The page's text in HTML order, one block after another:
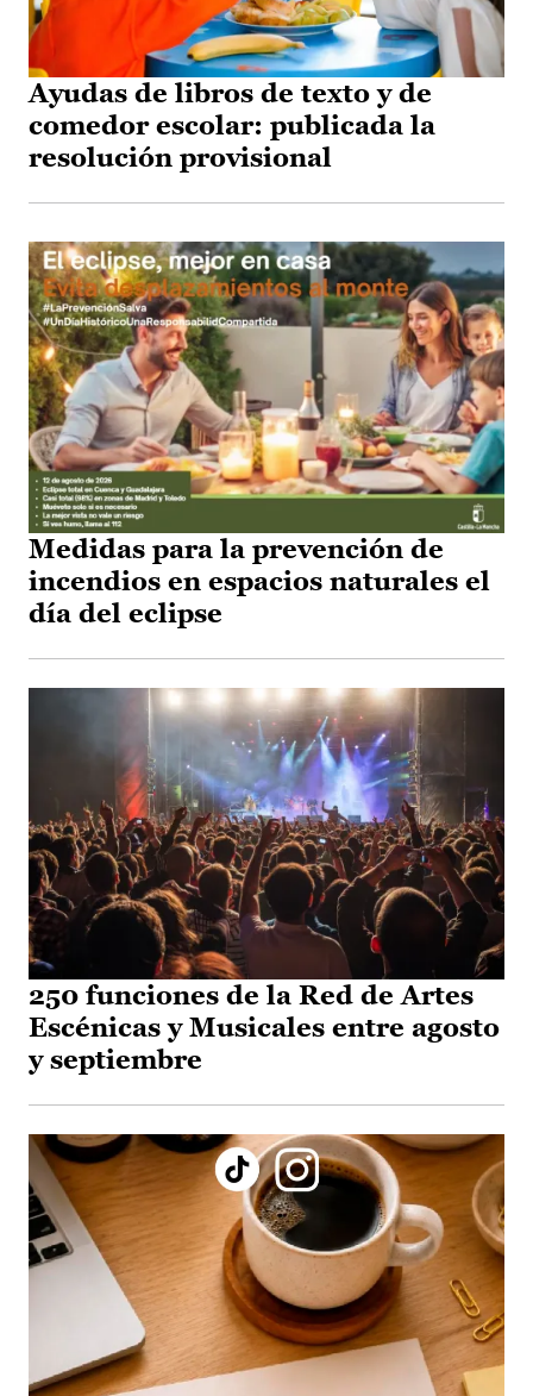
Ayudas de libros de texto y de
comedor escolar: publicada la
resolución provisional
Medidas para la prevención de
incendios en espacios naturales el
día del eclipse
250 funciones de la Red de Artes
Escénicas y Musicales entre agosto
y septiembre